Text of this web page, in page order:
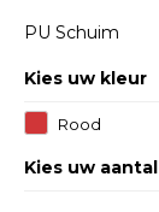
PU Schuim
Kies uw kleur
Rood
Kies uw aantal